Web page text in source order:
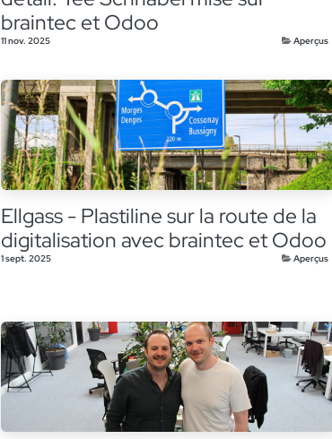
braintec et Odoo
11 nov. 2025 Aperçus
Ellgass - Plastiline sur la route de la
digitalisation avec braintec et Odoo
1 sept. 2025 Aperçus